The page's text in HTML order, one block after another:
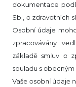
dokumentace
Sb., o zdravotních
Osobní údaje
zpracovávány
základě smluv o
souladu s
Vaše osobní údaje